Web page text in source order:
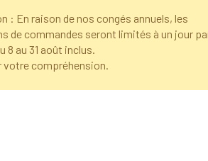
: En raison de nos congés annuels, les
de commandes seront limités à un jour
8 au 31 août inclus.
votre compréhension.